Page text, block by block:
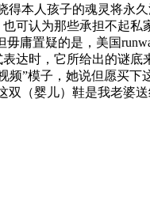
本人孩子的魂灵将永
可认为那些承担不起
庸置疑的是，美国
达时，它所给出的谜
”模子，她说但愿买
（婴儿）鞋是我老